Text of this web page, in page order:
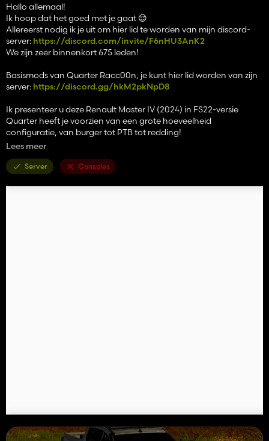
Hallo allemaal!
Ik hoop dat het goed met je gaat 😌
Allereerst nodig ik je uit om hier lid te worden van mijn discord-
server: https://discord.com/invite/F6nHU3AnK2
We zijn zeer binnenkort 675 leden!
Basismods van Quarter Racc00n, je kunt hier lid worden van zijn
server: https://discord.gg/hkM2pkNpD8
Ik presenteer u deze Renault Master IV (2024) in FS22-versie
Quarter heeft je voorzien van een grote hoeveelheid
configuratie, van burger tot PTB tot redding!
Hij gaf je ook een sjabloon in de mods, zodat JIJ het bent die je
Ik heb nog steeds de buitencamera aangepast die niet goed was
geplaatst, evenals 2 lampen die niet werkten.
Lees meer
Server Consoles